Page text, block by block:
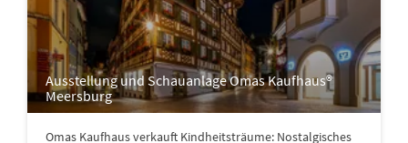
Ausstellung und Schauanlage Omas Kaufhaus®
Meersburg
Omas Kaufhaus verkauft Kindheitsträume: Nostalgisches